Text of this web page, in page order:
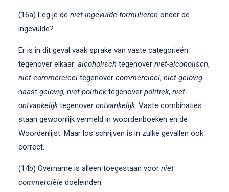
(16a) Leg je de niet-ingevulde formulieren onder de
ingevulde?
Er is in dit geval vaak sprake van vaste categorieën
tegenover elkaar: alcoholisch tegenover niet-alcoholisch,
niet-commercieel tegenover commercieel, niet-gelovig
naast gelovig, niet-politiektegenover politiek, niet-
ontvankelijktegenover ontvankelijk. Vaste combinaties
staan gewoonlijk vermeld in woordenboeken en de
Woordenlijst. Maar los schrijven is in zulke gevallen ook
correct.
(14b) Overname is alleen toegestaan voor niet
commerciële doeleinden.